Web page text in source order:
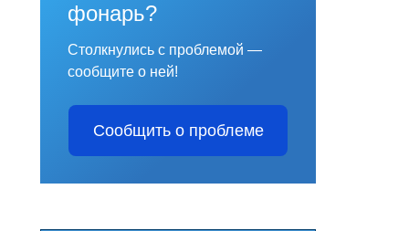
фонарь?
Столкнулись с проблемой —
сообщите о ней!
Сообщить о проблеме